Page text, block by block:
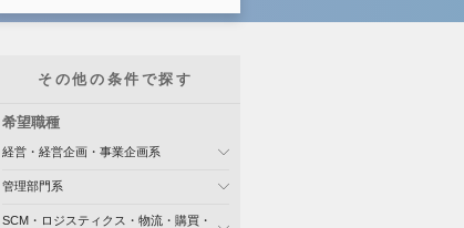
その他の条件で探す
希望職種
経営・経営企画・事業企画系
管理部門系
SCM・ロジスティクス・物流・購買・